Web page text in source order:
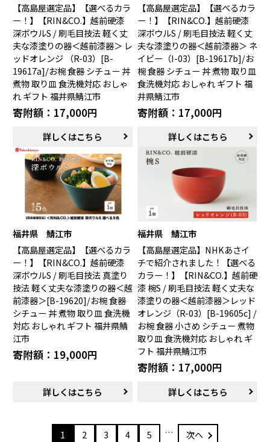
【高島屋選定品】【選べるカラ
ー！】【RIN&CO.】越前硬漆
深ボウルS / 刷毛目技法 軽く丈
夫な漆塗りの器＜越前漆器＞ レ
ッドオレンジ （R-03）[B-
19617a]/お椀 食器 シチュー 丼
煮物 取り皿 食洗機対応 おしゃ
れ ギフト 福井県鯖江市
寄附額：17,000円
詳しくはこちら
【高島屋選定品】【選べるカラ
ー！】【RIN&CO.】越前硬漆
深ボウルS / 刷毛目技法 軽く丈
夫な漆塗りの器＜越前漆器＞ ネ
イビー（I-03）[B-19617b]/お
椀 食器 シチュー 丼 煮物 取り皿
食洗機対応 おしゃれ ギフト 福
井県鯖江市
寄附額：17,000円
詳しくはこちら
福井県 鯖江市
【高島屋選定品】【選べるカラ
ー！】【RIN&CO.】越前硬漆
深ボウルS / 刷毛目技法 真塗り
技法 軽く丈夫な漆塗りの器＜越
前漆器＞[B-19620]/お椀 食器
シチュー 丼 煮物 取り皿 食洗機
対応 おしゃれ ギフト 福井県鯖
江市
寄附額：19,000円
詳しくはこちら
福井県 鯖江市
【高島屋選定品】NHKあさイ
チで紹介されました！【選べる
カラー！】【RIN&CO.】越前硬
漆 椀S / 刷毛目技法 軽く丈夫な
漆塗りの器＜越前漆器＞レッド
オレンジ（R-03）[B-19605c] /
お椀 食器 小さめ シチュー 煮物
取り皿 食洗機対応 おしゃれ ギ
フト 福井県鯖江市
寄附額：17,000円
詳しくはこちら
1 2 3 4 5 … 次へ